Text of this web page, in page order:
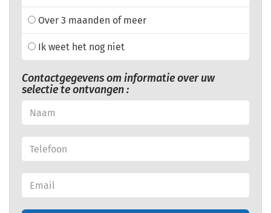
Over 3 maanden of meer
Ik weet het nog niet
Contactgegevens om informatie over uw
selectie te ontvangen :